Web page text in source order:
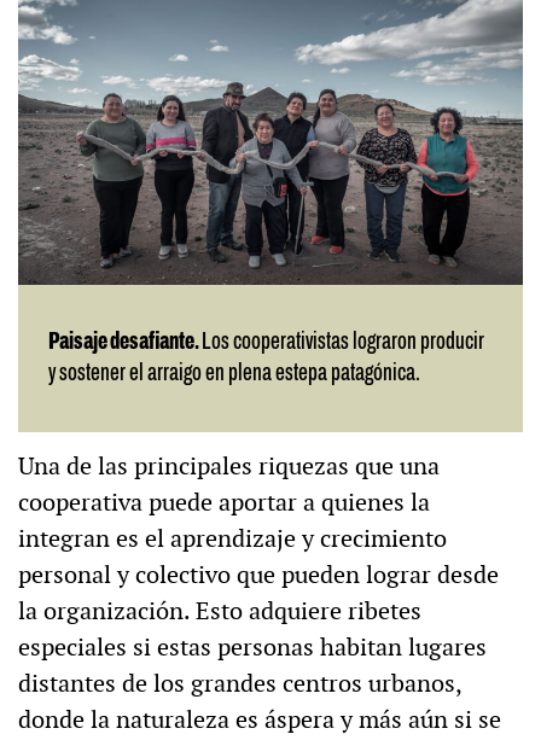
Paisaje desafiante. Los cooperativistas lograron producir
y sostener el arraigo en plena estepa patagónica.
Una de las principales riquezas que una
cooperativa puede aportar a quienes la
integran es el aprendizaje y crecimiento
personal y colectivo que pueden lograr desde
la organización. Esto adquiere ribetes
especiales si estas personas habitan lugares
distantes de los grandes centros urbanos,
donde la naturaleza es áspera y más aún si se